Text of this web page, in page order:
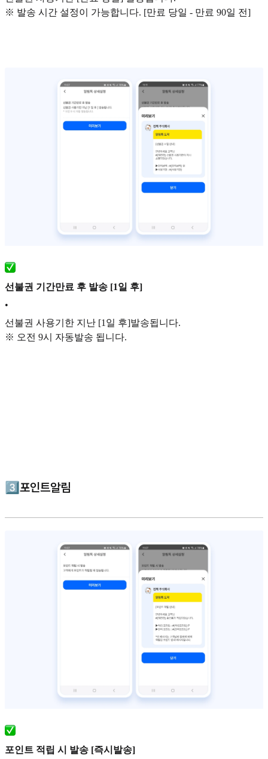
※ 발송 시간 설정이 가능합니다. [만료 당일 - 만료 90일 전]
선불권 기간만료 후 발송 [1일 후]
•
선불권 사용기한 지난 [1일 후]발송됩니다.
※ 오전 9시 자동발송 됩니다.
3️⃣포인트알림
포인트 적립 시 발송 [즉시발송]